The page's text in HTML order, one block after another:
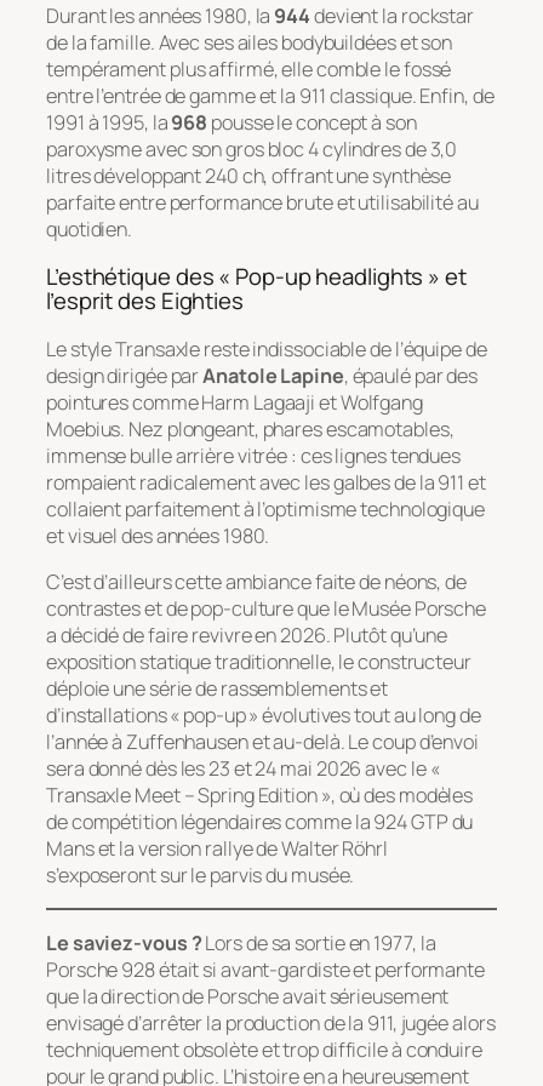
Durant les années 1980, la 944devient la rockstar
de la famille. Avec ses ailes bodybuildées et son
tempérament plus affirmé, elle comble le fossé
entre l’entrée de gamme et la 911 classique. Enfin, de
1991 à 1995, la968 pousse le concept à son
paroxysme avec son gros bloc 4 cylindres de 3,0
litres développant 240 ch, offrant une synthèse
parfaite entre performance brute et utilisabilité au
quotidien.
L’esthétique des « Pop-up headlights » et
l’esprit des Eighties
Le style Transaxle reste indissociable de l’équipe de
design dirigée parAnatole Lapine, épaulé par des
pointures comme Harm Lagaaji et Wolfgang
Moebius. Nez plongeant, phares escamotables,
immense bulle arrière vitrée : ces lignes tendues
rompaient radicalement avec les galbes de la 911 et
collaient parfaitement à l’optimisme technologique
et visuel des années 1980.
C’est d’ailleurs cette ambiance faite de néons, de
contrastes et de pop-culture que le Musée Porsche
a décidé de faire revivre en 2026. Plutôt qu’une
exposition statique traditionnelle, le constructeur
déploie une série de rassemblements et
d’installations « pop-up » évolutives tout au long de
l’année à Zuffenhausen et au-delà. Le coup d’envoi
sera donné dès les 23 et 24 mai 2026 avec le«
Transaxle Meet – Spring Edition », où des modèles
de compétition légendaires comme la 924 GTP du
Mans et la version rallye de Walter Röhrl
s’exposeront sur le parvis du musée.
Le saviez-vous ?Lors de sa sortie en 1977, la
Porsche 928 était si avant-gardiste et performante
que la direction de Porsche avait sérieusement
envisagé d’arrêter la production de la 911, jugée alors
techniquement obsolète et trop difficile à conduire
pour le grand public. L’histoire en a heureusement